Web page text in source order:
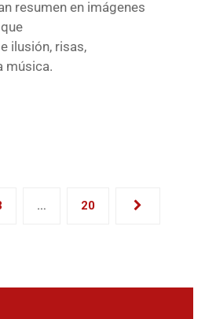
resumen en imágenes
ilusión, risas,
música.
… 20